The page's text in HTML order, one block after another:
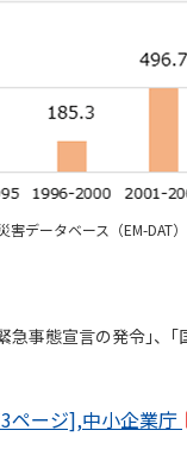
データベース（EM-DAT
事態宣言の発令｣、
ページ],中小企業庁